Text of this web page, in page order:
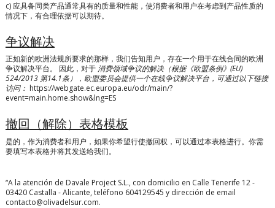
c) 应具备同类产品通常具有的质量和性能，使消费者和用户在考虑到产品性质的
情况下，有合理依据可以期待。
争议解决
正如新的欧洲法规所要求的那样，我们告知用户，存在一个用于在线合同的欧洲
争议解决平台。
因此，对于消费领域争议的解决（根据《欧盟条例》(EU)
524/2013 第14.1条），欧盟委员会提供一个在线争议解决平台，可通过以下链接
访问： https://webgate.ec.europa.eu/odr/main/?
event=main.home.show&lng=ES
撤回（解除）表格模板
是的，作为消费者和用户，如果你希望行使撤回权，可以通过本表格进行。你需
要填写本表格并将其发送给我们。
“A la atención de Davale Project S.L., con domicilio en Calle Tenerife 12 -
03420 Castalla - Alicante, teléfono 604129545 y dirección de email
contacto@olivadelsur.com.